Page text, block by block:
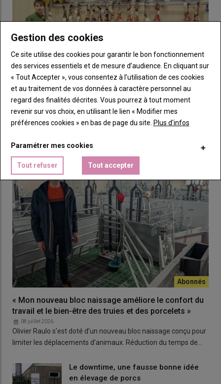
mesures simples et efficaces lui permet de tirer le maximum
du potentiel de ses truies, tout en leur assurant une carrière
maintien des performances des reproductrices avec
notamment l’absence du syndrome de deuxième portée et une
productivité élevée jusqu’en huitième portée.
Lire aussi : « Depuis huit ans, nous avons
maintenu le poids des porcelets à la naissance
malgré l'augmentation de la prolificité »
1- Des conditions de logement optimales
Au sevrage, les truies sont logées dans des cases de quinze
places selon leur état d’engraissement. «Elles ne sont pas
bloquées, excepté pendant les inséminations». Les groupes ne
changent pas jusqu’à la mise bas suivante. «Ainsi, il n’y a pas de
bagarre en cours de gestation ». Les cochettes et les rangs 2
sont regroupés dans un bâtiment sur paille, confortable, bien
isolé et disposant de brumisateurs pour supporter les coups de
chaleur. «Les cochettes continuent leur croissance corporelle
bien après le premier cycle de reproduction», constate Julien.
«Je mets donc l’accent sur le confort de leur logement jusqu’à la
longue. Leurs aplombs sont solides. En seconde gestation, elles
se retrouvent dans un environnement qu’elles connaissent et
finissent tranquillement leur croissance
une solution efficace contre le stress thermique
L’industrialisation de l’agroalimentaire porcin
espagnol
15 juillet 2026
espagnole, s’intéresser à l’industrialisation de l’…
« Mon nouveau bloc naissage améliore le confort du
travail et le bien-être des truies et des porcelets »
08 juillet 2026
Olivier Raulo s’est doté d’un nouveau bloc naissage conçu pour
limiter les déplacements d’animaux. Réduction du temps de…
Le downtime, une fausse bonne idée
en élevage de porcs
Gestion des cookies
Ce site utilise des cookies pour garantir le bon fonctionnement
des services essentiels et de mesure d’audience. En cliquant sur
« Tout Accepter », vous consentez à l’utilisation de ces cookies
et au traitement de vos données à caractère personnel au
regard des finalités décrites. Vous pourrez à tout moment
revenir sur vos choix, en utilisant le lien « Modifier mes
préférences cookies » en bas de page du site. Plus d'infos
Paramétrer mes cookies
Tout refuser Tout accepter